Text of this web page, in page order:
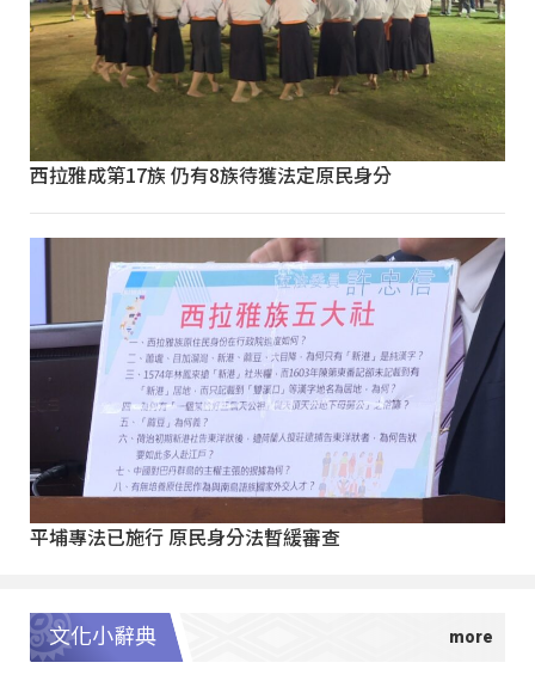
西拉雅成第17族 仍有8族待獲法定原民身分
平埔專法已施行 原民身分法暫緩審查
文化小辭典